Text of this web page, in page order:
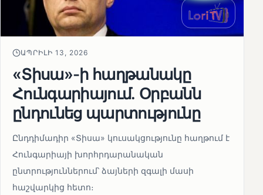
ԱՊՐԻԼԻ 13, 2026
«Տիսա»-ի հաղթանակը
Հունգարիայում․ Օրբանն
ընդունեց պարտությունը
Ընդդիմադիր «Տիսա» կուսակցությունը հաղթում է
Հունգարիայի խորհրդարանական
ընտրություններում՝ ձայների զգալի մասի
հաշվարկից հետո։